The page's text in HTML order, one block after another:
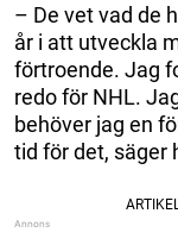
– De vet vad de
år i att utveckla
förtroende. Jag
redo för NHL.
behöver jag en
tid för det, säger